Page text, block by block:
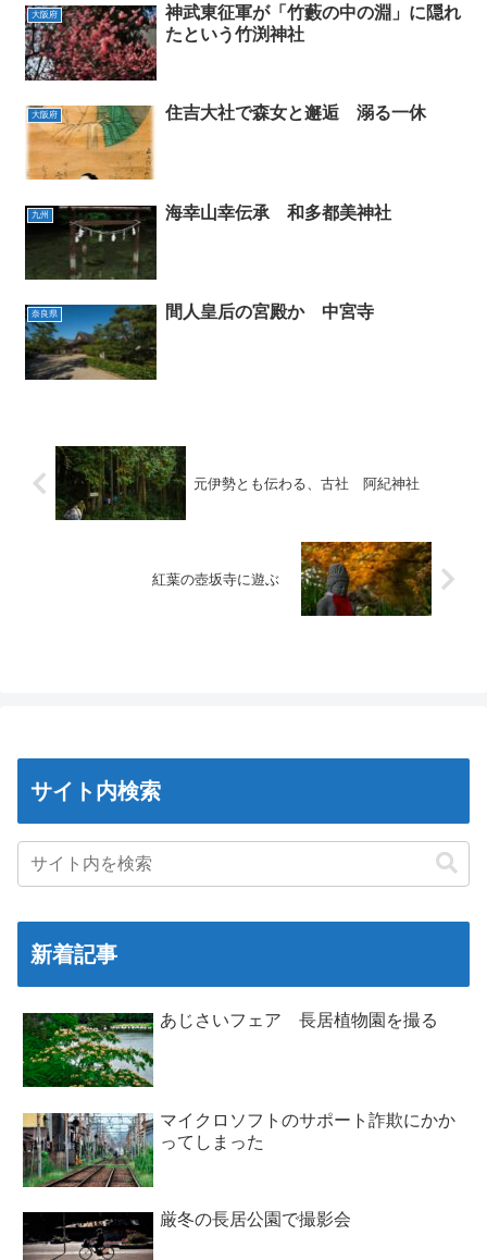
大阪府
神武東征軍が「竹藪の中の淵」に隠れ
たという竹渕神社
大阪府 住吉大社で森女と邂逅 溺る一休
九州 海幸山幸伝承 和多都美神社
奈良県 間人皇后の宮殿か 中宮寺
元伊勢とも伝わる、古社 阿紀神社
紅葉の壺坂寺に遊ぶ
サイト内検索
新着記事
あじさいフェア 長居植物園を撮る
マイクロソフトのサポート詐欺にかか
ってしまった
厳冬の長居公園で撮影会